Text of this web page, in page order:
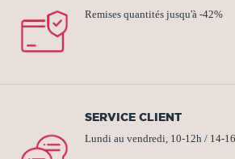
Remises quantités jusqu'à -42%
SERVICE CLIENT
Lundi au vendredi, 10-12h / 14-